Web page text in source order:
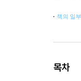
책의 일
목차